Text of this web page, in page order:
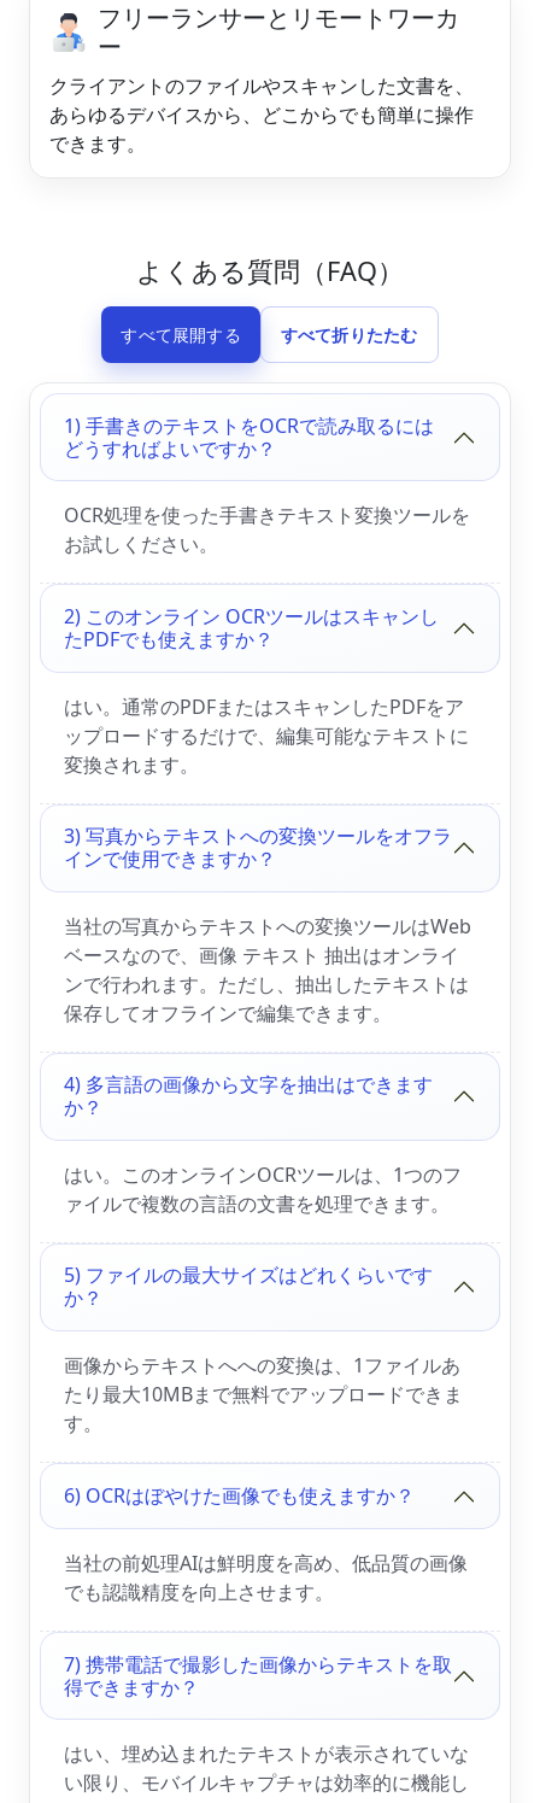
フリーランサーとリモートワーカ
ー
クライアントのファイルやスキャンした文書を、
あらゆるデバイスから、どこからでも簡単に操作
できます。
よくある質問（FAQ）
すべて展開する すべて折りたたむ
1) 手書きのテキストをOCRで読み取るには
どうすればよいですか？
OCR処理を使った手書きテキスト変換ツールを
お試しください。
2) このオンライン OCRツールはスキャンし
たPDFでも使えますか？
はい。通常のPDFまたはスキャンしたPDFをア
ップロードするだけで、編集可能なテキストに
変換されます。
3) 写真からテキストへの変換ツールをオフラ
インで使用できますか？
当社の写真からテキストへの変換ツールはWeb
ベースなので、画像 テキスト 抽出はオンライ
ンで行われます。ただし、抽出したテキストは
保存してオフラインで編集できます。
4) 多言語の画像から文字を抽出はできます
か？
はい。このオンラインOCRツールは、1つのフ
ァイルで複数の言語の文書を処理できます。
5) ファイルの最大サイズはどれくらいです
か？
画像からテキストへへの変換は、1ファイルあ
たり最大10MBまで無料でアップロードできま
す。
6) OCRはぼやけた画像でも使えますか？
当社の前処理AIは鮮明度を高め、低品質の画像
でも認識精度を向上させます。
7) 携帯電話で撮影した画像からテキストを取
得できますか？
はい、埋め込まれたテキストが表示されていな
い限り、モバイルキャプチャは効率的に機能し